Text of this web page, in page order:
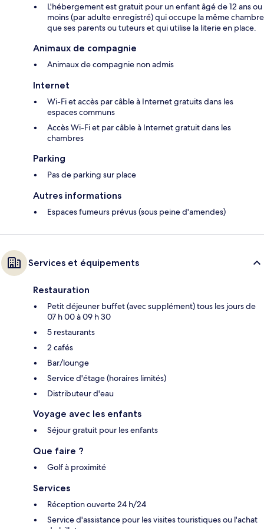
L'hébergement est gratuit pour un enfant âgé de 12 ans ou
moins (par adulte enregistré) qui occupe la même chambre
que ses parents ou tuteurs et qui utilise la literie en place.
Animaux de compagnie
Animaux de compagnie non admis
Internet
Wi-Fi et accès par câble à Internet gratuits dans les
espaces communs
Accès Wi-Fi et par câble à Internet gratuit dans les
chambres
Parking
Pas de parking sur place
Autres informations
Espaces fumeurs prévus (sous peine d'amendes)
Services et équipements
Restauration
Petit déjeuner buffet (avec supplément) tous les jours de
07 h 00 à 09 h 30
5 restaurants
2 cafés
Bar/lounge
Service d'étage (horaires limités)
Distributeur d'eau
Voyage avec les enfants
Séjour gratuit pour les enfants
Que faire ?
Golf à proximité
Services
Réception ouverte 24 h/24
Service d'assistance pour les visites touristiques ou l'achat